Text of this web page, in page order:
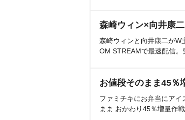
森崎ウィン×向井康
森崎ウィンと向井康二がW
OM STREAMで最速配信。
お値段そのまま45％
ファミチキにお弁当にア
まま おかわり45％増量作